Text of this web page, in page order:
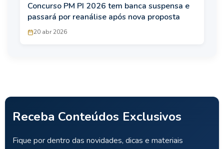
Concurso PM PI 2026 tem banca suspensa e
passará por reanálise após nova proposta
20 abr 2026
Receba Conteúdos Exclusivos
Fique por dentro das novidades, dicas e materiais